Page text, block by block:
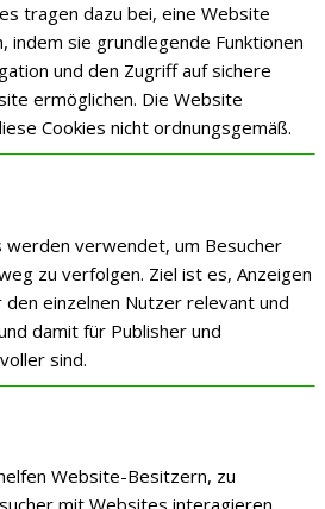
tragen dazu bei, eine Website
indem sie grundlegende Funktionen
und den Zugriff auf sichere
ermöglichen. Die Website
Cookies nicht ordnungsgemäß.
werden verwendet, um Besucher
zu verfolgen. Ziel ist es, Anzeigen
den einzelnen Nutzer relevant und
damit für Publisher und
sind.
Website-Besitzern, zu